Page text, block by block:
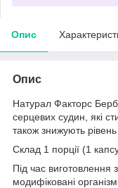
Опис
Опис
Натурал Факторс
серцевих судин, які
також знижують рівень
Склад 1 порції (1
Під час виготовлення
модифіковані